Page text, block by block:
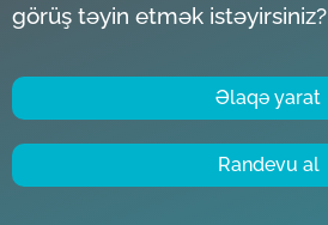
görüş təyin etmək istəyirsiniz?
Əlaqə yarat
Randevu al